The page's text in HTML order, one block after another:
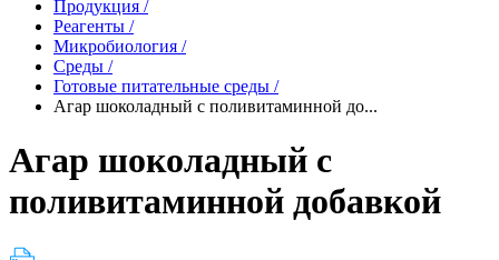
Продукция /
Реагенты /
Микробиология /
Среды /
Готовые питательные среды /
Агар шоколадный с поливитаминной до...
Агар шоколадный с
поливитаминной добавкой